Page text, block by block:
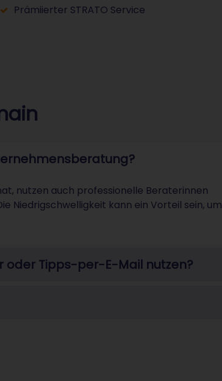
Prämiierter STRATO Service
nutzen auch professionelle Beraterinnen
Niedrigschwelligkeit kann ein Vorteil sein, um
oder Tipps-per-E-Mail nutzen?